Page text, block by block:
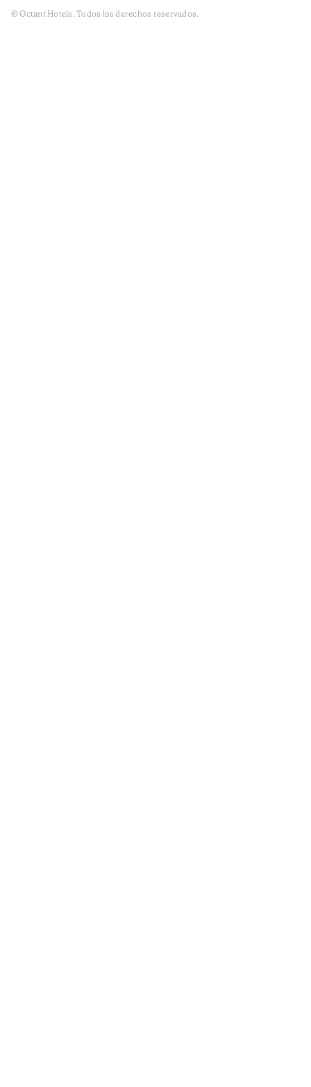
© Octant Hotels. Todos los derechos reservados.